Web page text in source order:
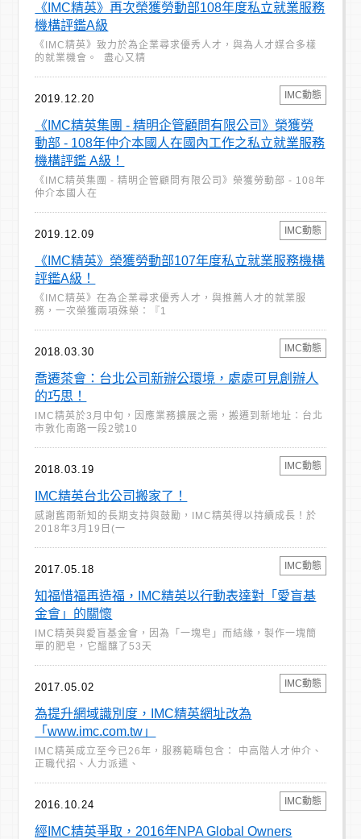
《IMC精英》再次榮獲勞動部108年度私立就業服務
機構評鑑A級
《IMC精英》致力於為企業尋求優秀人才，與為人才媒合多樣
的就業機會。 盡心又精
2019.12.20 IMC動態
《IMC精英集團 - 精明企管顧問有限公司》榮獲勞
動部 - 108年仲介本國人在國內工作之私立就業服務
機構評鑑 A級！
《IMC精英集團 - 精明企管顧問有限公司》榮獲勞動部 - 108年
仲介本國人在
2019.12.09 IMC動態
《IMC精英》榮獲勞動部107年度私立就業服務機構
評鑑A級！
《IMC精英》在為企業尋求優秀人才，與推薦人才的就業服
務，一次榮獲兩項殊榮：『1
2018.03.30 IMC動態
喬遷茶會：台北公司新辦公環境，處處可見創辦人
的巧思！
IMC精英於3月中旬，因應業務擴展之需，搬遷到新地址：台北
市敦化南路一段2號10
2018.03.19 IMC動態
IMC精英台北公司搬家了！
感謝舊雨新知的長期支持與鼓勵，IMC精英得以持續成長！於
2018年3月19日(一
2017.05.18 IMC動態
知福惜福再造福，IMC精英以行動表達對「愛盲基
金會」的關懷
IMC精英與愛盲基金會，因為「一塊皂」而結緣，製作一塊簡
單的肥皂，它醞釀了53天
2017.05.02 IMC動態
為提升網域識別度，IMC精英網址改為
「www.imc.com.tw」
IMC精英成立至今已26年，服務範疇包含： 中高階人才仲介、
正職代招、人力派遣、
2016.10.24 IMC動態
經IMC精英爭取，2016年NPA Global Owners